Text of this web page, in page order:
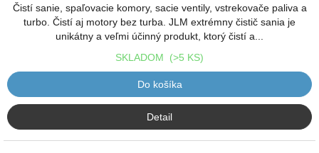
Čistí sanie, spaľovacie komory, sacie ventily, vstrekovače paliva a
turbo. Čistí aj motory bez turba. JLM extrémny čistič sania je
unikátny a veľmi účinný produkt, ktorý čistí a...
SKLADOM (>5 KS)
Do košíka
Detail